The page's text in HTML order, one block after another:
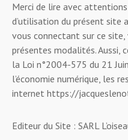
Merci de lire avec
d’utilisation du présent site
vous connectant sur ce
présentes modalités. Aussi,
la Loi n°2004-575 du 21
l’économie numérique, les
internet https://
Editeur du Site : SARL